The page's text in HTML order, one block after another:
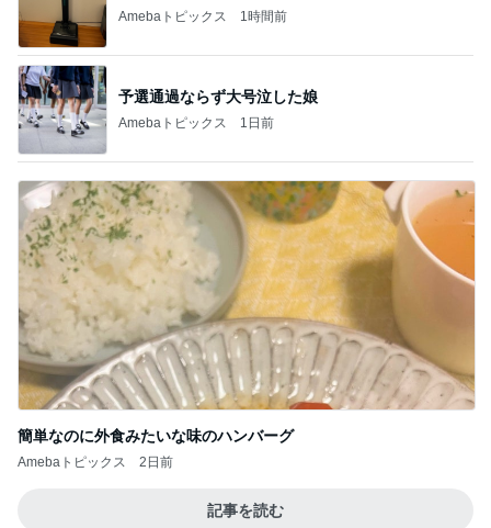
Amebaトピックス 1時間前
予選通過ならず大号泣した娘
Amebaトピックス 1日前
簡単なのに外食みたいな味のハンバーグ
Amebaトピックス 2日前
記事を読む